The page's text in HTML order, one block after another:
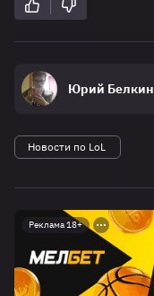
Юрий Белкин
Новости по LoL
Реклама 18+